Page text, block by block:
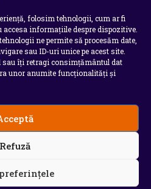
folosim tehnologii, cum ar fi
informațiile despre dispozitive.
ne permite să procesăm date,
sau ID-uri unice pe acest site.
îți retragi consimțământul dat
unor anumite funcționalități și
Refuză
sanatatii
Nu-ți uita istoria
Primaria Dragodana
Primaria Lucieni
primăria Târgoviște
PSD Dambovita
Dambovita
Situație Covid-19
- Chindia Media
si tipari continut de pe acest
recompilarea,
publicarea, afisarea,
sau servicii complete